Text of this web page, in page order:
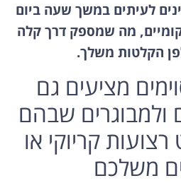
לעיתים במשך שעה ביום
מה שמספק דרך קלה
הקלטות משלך.
מציעים גם
ולמבוגרים שבהם
קריוקי או
משלכם